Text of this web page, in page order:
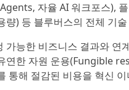
자율 AI 워크포스),
량) 등 블루버스의 전체 기
가능한 비즈니스 결과와 연
연한 자원 운용(Fungible
통해 절감된 비용을 혁신